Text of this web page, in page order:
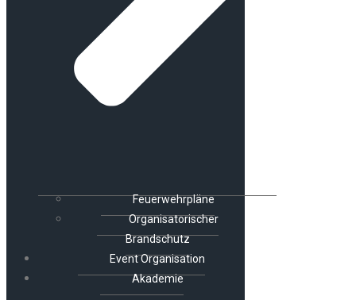
Feuerwehrpläne
Organisatorischer
Brandschutz
Event Organisation
Akademie